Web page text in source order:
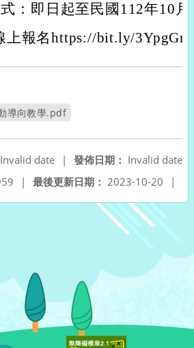
：即日起至民國112年10
上報名https://bit.ly/
導向教學.pdf
發佈日期： Invalid date
Invalid date
|
最後更新日期： 2023-10-20 |
|